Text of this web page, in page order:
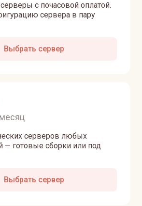
с почасовой оплатой.
сервера в пару
Выбрать сервер
серверов любых
— готовые сборки или под
Выбрать сервер